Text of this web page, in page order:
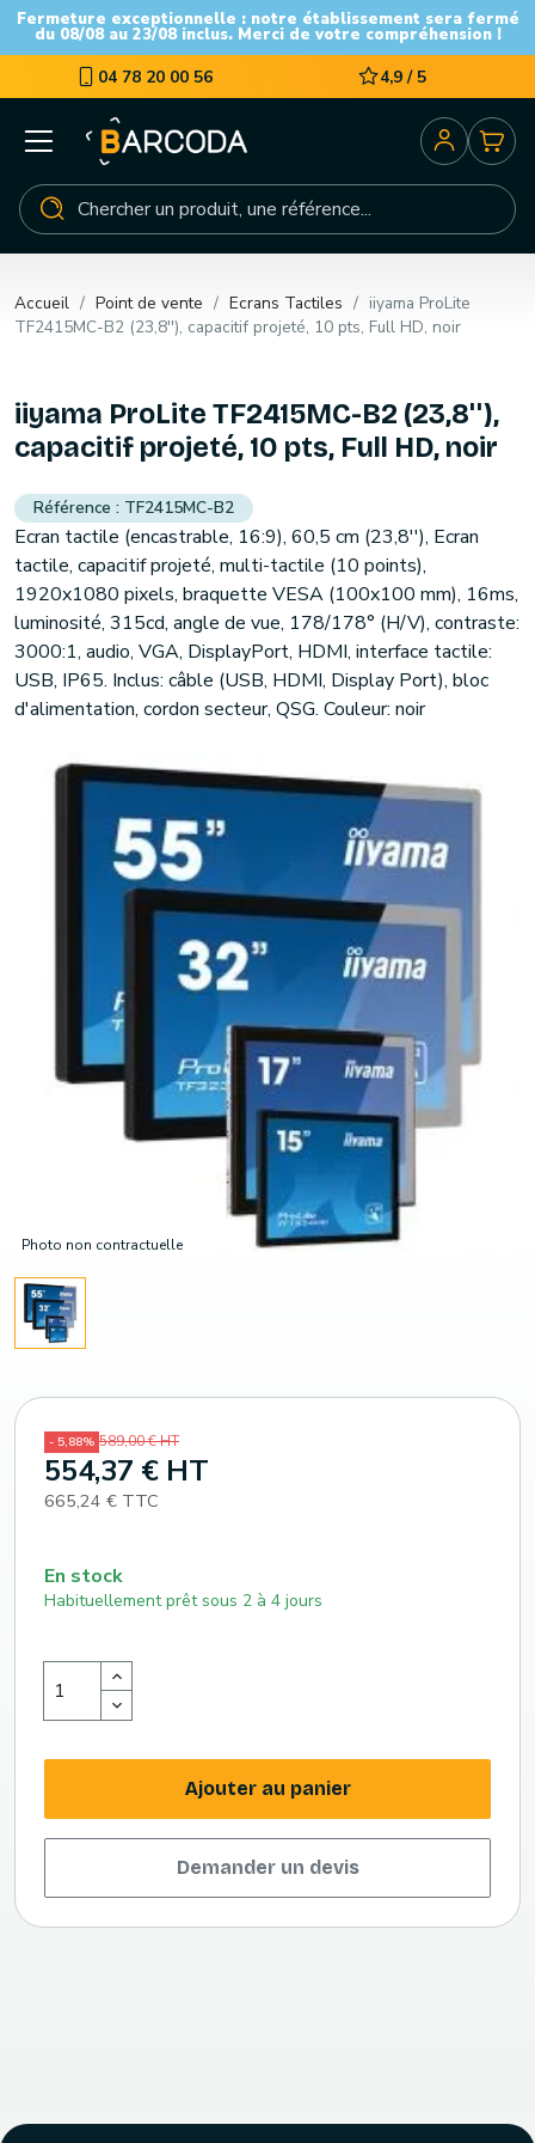
Fermeture exceptionnelle : notre établissement sera fermé
du 08/08 au 23/08 inclus. Merci de votre compréhension !
04 78 20 00 56 4,9 / 5
Accueil Point de vente Ecrans Tactiles
iiyama ProLite
TF2415MC-B2 (23,8''), capacitif projeté, 10 pts, Full HD, noir
Photo non contractuelle
iiyama ProLite TF2415MC-B2 (23,8''),
capacitif projeté, 10 pts, Full HD, noir
TF2415MC-B2
Ecran tactile (encastrable, 16:9), 60,5 cm (23,8''), Ecran
tactile, capacitif projeté, multi-tactile (10 points),
1920x1080 pixels, braquette VESA (100x100 mm), 16ms,
luminosité, 315cd, angle de vue, 178/178° (H/V), contraste:
3000:1, audio, VGA, DisplayPort, HDMI, interface tactile:
USB, IP65. Inclus: câble (USB, HDMI, Display Port), bloc
d'alimentation, cordon secteur, QSG. Couleur: noir
- 5,88% 589,00 € HT
554,37 € HT
665,24 € TTC
En stock
Habituellement prêt sous 2 à 4 jours
Ajouter au panier
Demander un devis